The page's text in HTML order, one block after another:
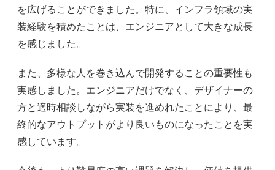
を広げることができました。特に、インフラ領域の実
装経験を積めたことは、エンジニアとして大きな成長
を感じました。
また、多様な人を巻き込んで開発することの重要性も
実感しました。エンジニアだけでなく、デザイナーの
方と適時相談しながら実装を進めれたことにより、最
終的なアウトプットがより良いものになったことを実
感しています。